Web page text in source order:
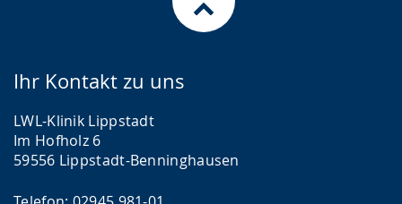
Ihr Kontakt zu uns
LWL-Klinik Lippstadt
Im Hofholz 6
59556 Lippstadt-Benninghausen